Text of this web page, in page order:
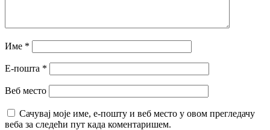
Име *
Е-пошта *
Веб место
Сачувај моје име, е-пошту и веб место у овом прегледачу
веба за следећи пут када коментаришем.